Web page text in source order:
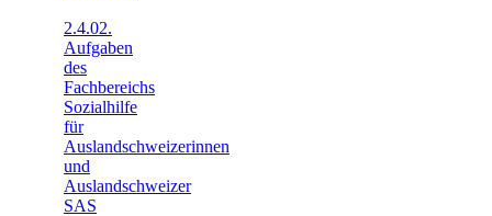
2.4.02.
Aufgaben
des
Fachbereichs
Sozialhilfe
für
Auslandschweizerinnen
und
Auslandschweizer
SAS